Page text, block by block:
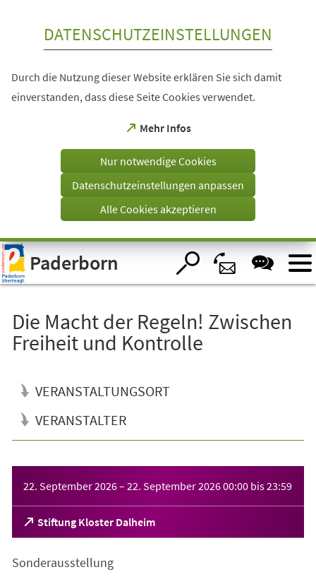
Visuelle
Assistenzsoftware
öffnen.
DATENSCHUTZEINSTELLUNGEN
Durch die Nutzung dieser Website erklären Sie sich damit
einverstanden, dass diese Seite Cookies verwendet.
Mehr Infos
(Öffnet
einem
Tab)
Nur notwendige Cookies
Datenschutzeinstellungen anpassen
Alle Cookies akzeptieren
Paderborn
Die Macht der Regeln! Zwischen
Freiheit und Kontrolle
VERANSTALTUNGSORT
VERANSTALTER
22. September 2026– 22. September 202600:00 bis23:59
Stiftung Kloster Dalheim
(Öffnet
in
neuen
Sonderausstellung